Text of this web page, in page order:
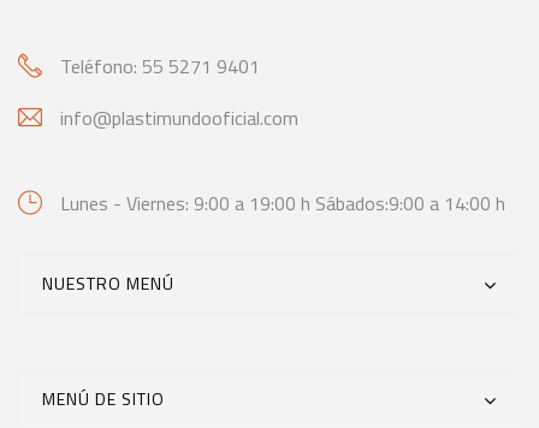
Teléfono: 55 5271 9401
info@plastimundooficial.com
Lunes - Viernes: 9:00 a 19:00 h Sábados:9:00 a 14:00 h
NUESTRO MENÚ
MENÚ DE SITIO